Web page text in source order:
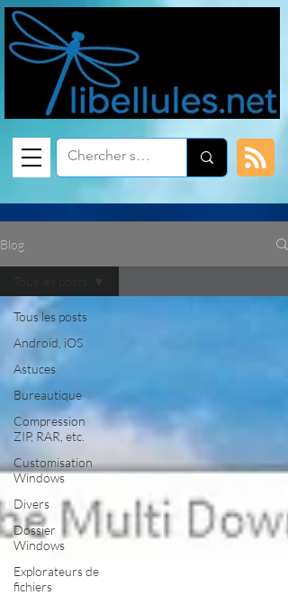
Blog
Tous les posts
Android, iOS
Astuces
Bureautique
Compression
ZIP, RAR, etc.
Customisation
Windows
Divers
Dossier
Windows
Explorateurs de
fichiers